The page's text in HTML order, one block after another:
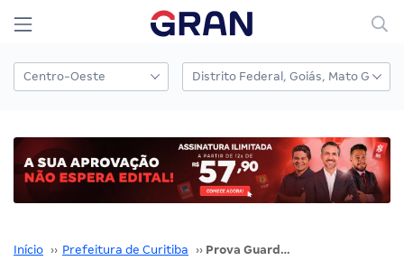
Início ›› Prefeitura de Curitiba ›› Prova Guarda Curitiba PR: corrija sua prova com o Gran!